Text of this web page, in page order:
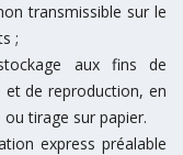
transmissible sur le
;
aux fins de
de reproduction, en
tirage sur papier.
express préalable